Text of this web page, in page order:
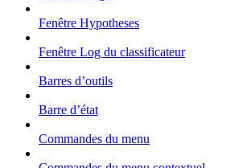
Fenêtre Hypotheses
Fenêtre Log du classificateur
Barres d’outils
Barre d’état
Commandes du menu